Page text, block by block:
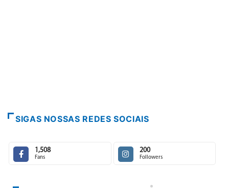
SIGAS NOSSAS REDES SOCIAIS
1,508
Fans
200
Followers